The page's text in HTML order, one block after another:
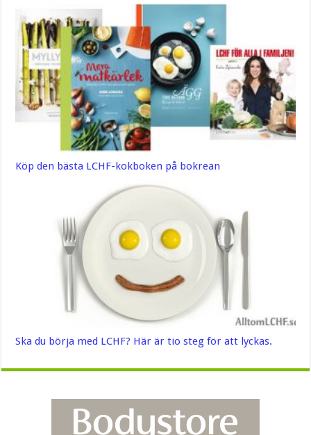
Köp den bästa LCHF-kokboken på bokrean
Ska du börja med LCHF? Här är tio steg för att lyckas.